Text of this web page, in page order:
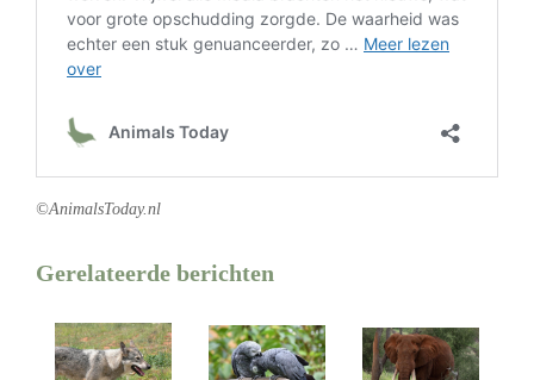
©AnimalsToday.nl
Gerelateerde berichten